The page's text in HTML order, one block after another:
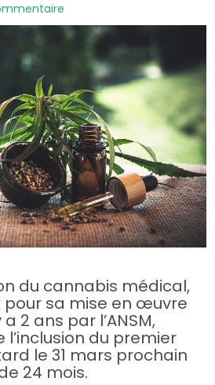
du cannabis médical,
sa mise en œuvre
2 ans par l’ANSM,
du premier
le 31 mars prochain
24 mois.